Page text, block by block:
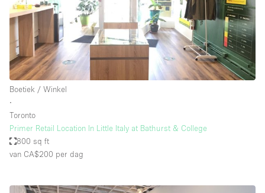
Boetiek / Winkel
∙
Toronto
Primer Retail Location In Little Italy at Bathurst & College
800 sq ft
van CA$200 per dag